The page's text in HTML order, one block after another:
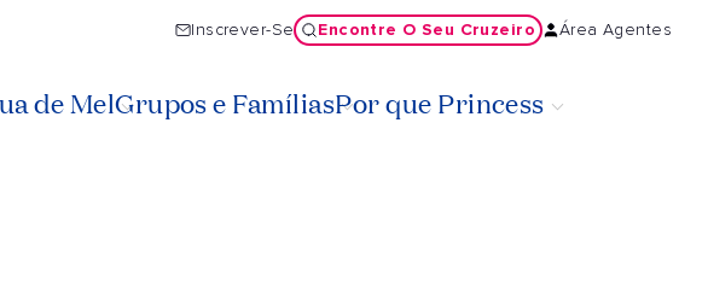
Inscrever-Se Encontre O Seu Cruzeiro Área Agentes
de MelGrupos e FamíliasPor que Princess